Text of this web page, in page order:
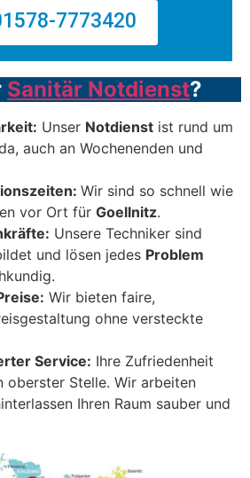
7773420
Sanitär Notdienst?
Unser Notdienst ist rund um
auch an Wochenenden und
Wir sind so schnell wie
vor Ort für Goellnitz.
Unsere Techniker sind
und lösen jedes Problem
Wir bieten faire,
ohne versteckte
Service: Ihre Zufriedenheit
oberster Stelle. Wir arbeiten
Ihren Raum sauber und